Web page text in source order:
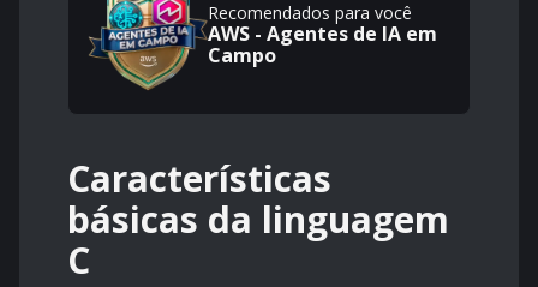
Recomendados para você
AWS - Agentes de IA em
Campo
Características
básicas da linguagem
C